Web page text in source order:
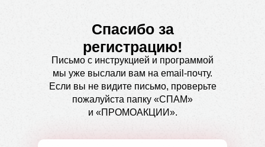
Спасибо за
регистрацию!
Письмо с инструкцией и программой
мы уже выслали вам на email-почту.
Если вы не видите письмо, проверьте
пожалуйста папку «СПАМ»
и «ПРОМОАКЦИИ».